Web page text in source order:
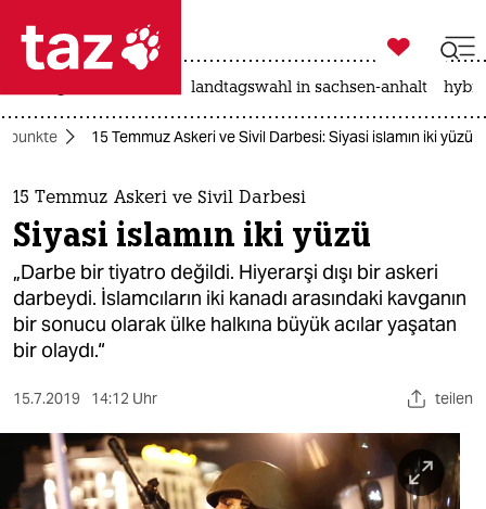
 taz zahl ich
taz zahl ich
themen
politik
öko
gesellschaft
kultur
sport
berlin

taz zahl ich
landtagswahl in sachsen-anhalt
15 Temmuz Askeri ve Sivil Darbesi: Siyasi islamın iki yüzü
15 Temmuz Askeri ve Sivil Darbesi
Siyasi islamın iki yüzü
„Darbe bir tiyatro değildi. Hiyerarşi dışı bir askeri
darbeydi. İslamcıların iki kanadı arasındaki kavganın
bir sonucu olarak ülke halkına büyük acılar yaşatan
bir olaydı.“
15.7.2019 14:12 Uhr teilen